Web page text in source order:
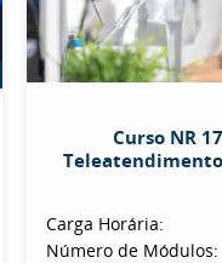
Curso NR
Carga Horária:
Número de Módulos: